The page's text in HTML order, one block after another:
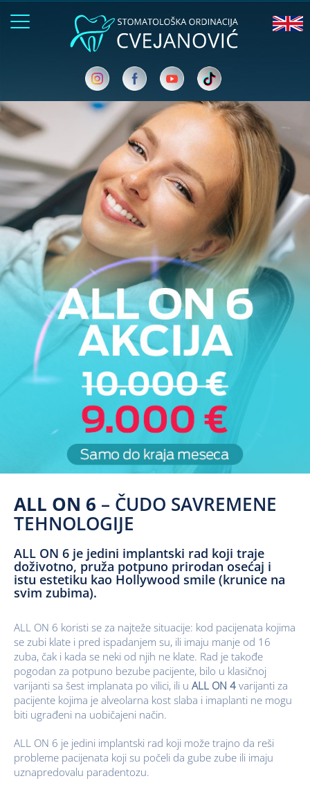
ALL ON 6 – ČUDO SAVREMENE
TEHNOLOGIJE
ALL ON 6 je jedini implantski rad koji traje
doživotno, pruža potpuno prirodan osećaj i
istu estetiku kao Hollywood smile (krunice na
svim zubima).
ALL ON 6 koristi se za najteže situacije: kod pacijenata kojima
se zubi klate i pred ispadanjem su, ili imaju manje od 16
zuba, čak i kada se neki od njih ne klate. Rad je takođe
pogodan za potpuno bezube pacijente, bilo u klasičnoj
varijanti sa šest implanata po vilici, ili u ALL ON 4 varijanti za
pacijente kojima je alveolarna kost slaba i imaplanti ne mogu
biti ugrađeni na uobičajeni način.
ALL ON 6 je jedini implantski rad koji može trajno da reši
probleme pacijenata koji su počeli da gube zube ili imaju
uznapredovalu paradentozu.